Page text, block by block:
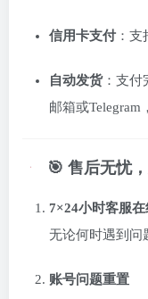
信用卡支付：支
自动发货：支付
邮箱或Telegram
🎯 售后无忧
7×24小时客服在
无论何时遇到问
账号问题重置